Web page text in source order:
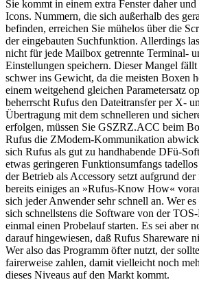
Sie kommt in einem extra Fenster daher
Icons. Nummern, die sich außerhalb des
befinden, erreichen Sie mühelos über die
der eingebauten Suchfunktion. Allerdings
nicht für jede Mailbox getrennte Terminal-
Einstellungen speichern. Dieser Mangel
schwer ins Gewicht, da die meisten Boxen
einem weitgehend gleichen Parametersatz
beherrscht Rufus den Dateitransfer per X-
Übertragung mit dem schnelleren und
erfolgen, müssen Sie GSZRZ.ACC beim
Rufus die ZModem-Kommunikation
sich Rufus als gut zu handhabende DFü-
etwas geringeren Funktionsumfangs
der Betrieb als Accessory setzt aufgrund
bereits einiges an »Rufus-Know How«
sich jeder Anwender sehr schnell an. Wer
sich schnellstens die Software von der
einmal einen Probelauf starten. Es sei aber
darauf hingewiesen, daß Rufus Shareware
Wer also das Programm öfter nutzt, der
fairerweise zahlen, damit vielleicht noch
dieses Niveaus auf den Markt kommt.